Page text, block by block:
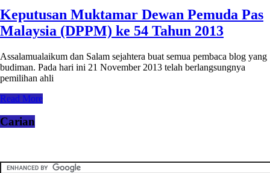
Keputusan Muktamar Dewan Pemuda Pas
Malaysia (DPPM) ke 54 Tahun 2013
Assalamualaikum dan Salam sejahtera buat semua pembaca blog yang
budiman. Pada hari ini 21 November 2013 telah berlangsungnya
pemilihan ahli
Read More
Carian